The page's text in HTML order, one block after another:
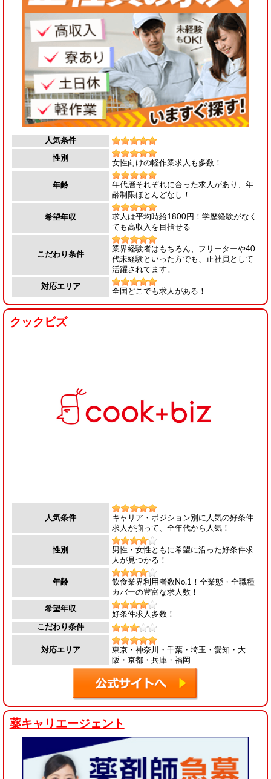
人気条件
性別
女性向けの軽作業求人も多数！
年齢
年代層それぞれに合った求人があり、年
齢制限ほとんどなし！
希望年収
求人は平均時給1800円！学歴経験がなく
ても高収入を目指せる
こだわり条件
業界経験者はもちろん、フリーターや40
代未経験といった方でも、正社員として
活躍されてます。
対応エリア
全国どこでも求人がある！
クックビズ
人気条件
キャリア・ポジション別に人気の好条件
求人が揃って、全年代から人気！
性別
男性・女性ともに希望に沿った好条件求
人が見つかる！
年齢
飲食業界利用者数No.1！全業態・全職種
カバーの豊富な求人数！
希望年収
好条件求人多数！
こだわり条件
対応エリア
東京・神奈川・千葉・埼玉・愛知・大
阪・京都・兵庫・福岡
薬キャリエージェント